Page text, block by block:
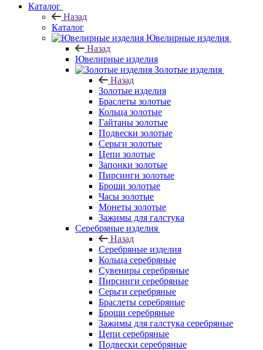
Каталог
Назад
Каталог
Ювелирные изделия
Назад
Ювелирные изделия
Золотые изделия
Назад
Золотые изделия
Браслеты золотые
Кольца золотые
Гайтаны золотые
Подвески золотые
Серьги золотые
Цепи золотые
Запонки золотые
Пирсинги золотые
Броши золотые
Часы золотые
Монеты золотые
Зажимы для галстука
Серебряные изделия
Назад
Серебряные изделия
Кольца серебряные
Сувениры серебряные
Пирсинги серебряные
Серьги серебряные
Браслеты серебряные
Броши серебряные
Зажимы для галстука серебряные
Цепи серебряные
Подвески серебряные